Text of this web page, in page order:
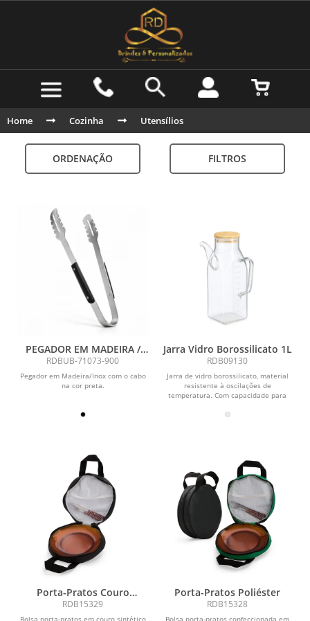
Home Cozinha Utensílios
ORDENAÇÃO FILTROS
PEGADOR EM MADEIRA /
INOX - PRETO - 33CM
RDBUB-71073-900
Pegador em Madeira/Inox com o cabo
na cor preta.
Jarra Vidro Borossilicato 1L
RDB09130
Jarra de vidro borossilicato, material
resistente à oscilações de
temperatura. Com capacidade para
Porta-Pratos Couro
Sintético
RDB15329
Bolsa porta-pratos em couro sintético
Porta-Pratos Poliéster
RDB15328
Bolsa porta-pratos confeccionada em